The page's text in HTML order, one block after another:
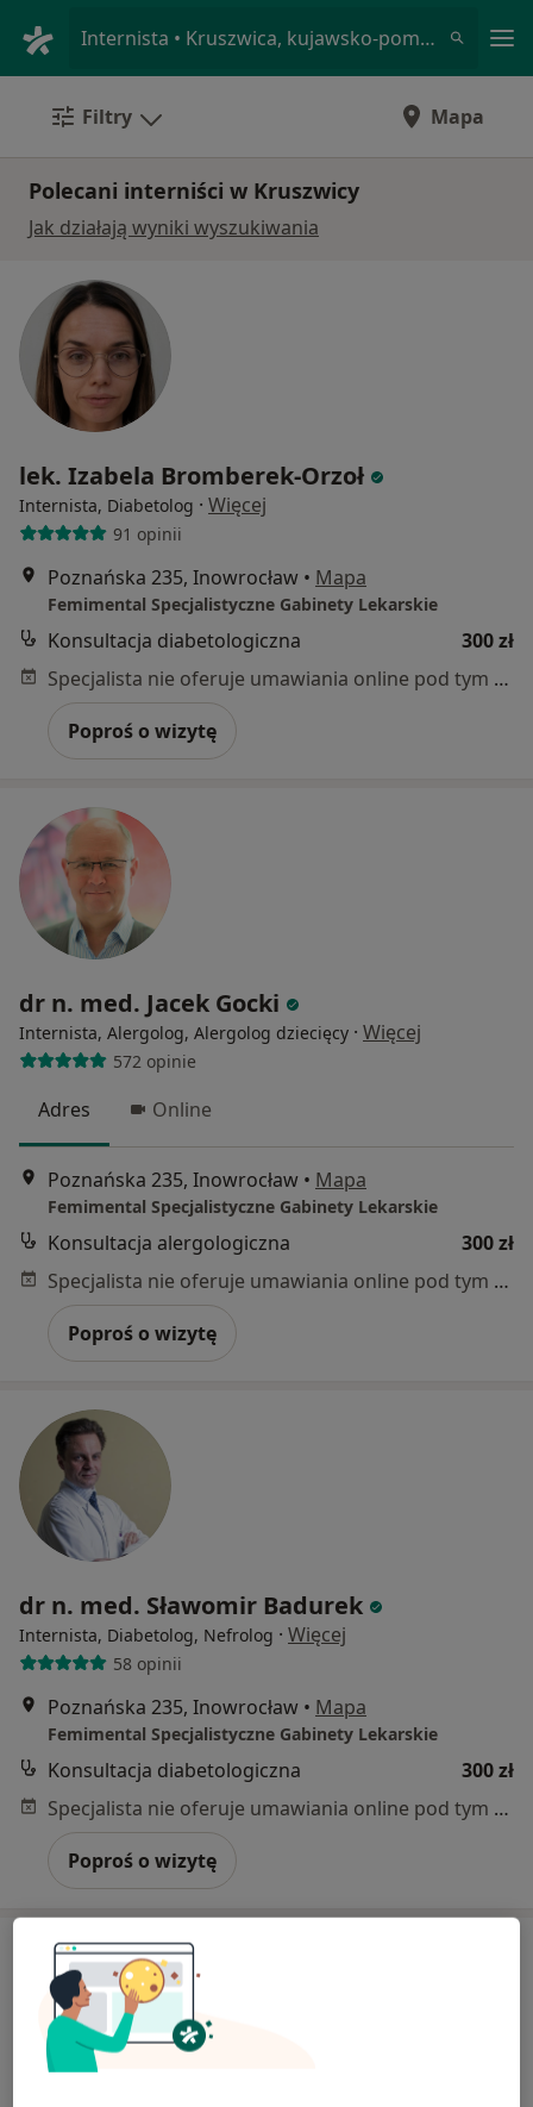
Internista • Kruszwica, kujawsko-pomorskie
Filtry Mapa
Polecani interniści w Kruszwicy
Jak działają wyniki wyszukiwania
lek. Izabela Bromberek-Orzoł
Internista, Diabetolog · Więcej
91 opinii
Poznańska 235, Inowrocław • Mapa
Femimental Specjalistyczne Gabinety Lekarskie
Konsultacja diabetologiczna
300 zł
Specjalista nie oferuje umawiania online pod tym adresem.
Poproś o wizytę
dr n. med. Jacek Gocki
Internista, Alergolog, Alergolog dziecięcy · Więcej
572 opinie
Adres Online
Poznańska 235, Inowrocław • Mapa
Femimental Specjalistyczne Gabinety Lekarskie
Konsultacja alergologiczna
300 zł
Specjalista nie oferuje umawiania online pod tym adresem.
Poproś o wizytę
dr n. med. Sławomir Badurek
Internista, Diabetolog, Nefrolog · Więcej
58 opinii
Poznańska 235, Inowrocław • Mapa
Femimental Specjalistyczne Gabinety Lekarskie
Konsultacja diabetologiczna
300 zł
Specjalista nie oferuje umawiania online pod tym adresem.
Poproś o wizytę